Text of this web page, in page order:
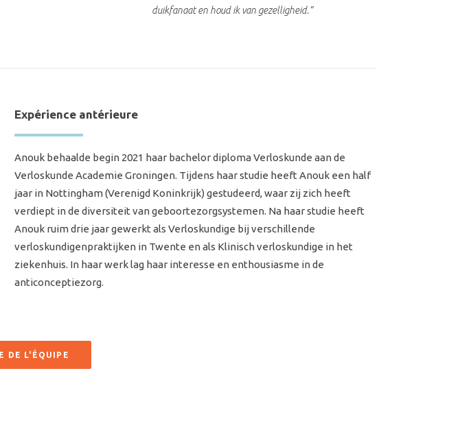
duikfanaat en houd ik van gezelligheid.”
Expérience antérieure
Anouk behaalde begin 2021 haar bachelor diploma Verloskunde aan de
Verloskunde Academie Groningen. Tijdens haar studie heeft Anouk een half
jaar in Nottingham (Verenigd Koninkrijk) gestudeerd, waar zij zich heeft
verdiept in de diversiteit van geboortezorgsystemen. Na haar studie heeft
Anouk ruim drie jaar gewerkt als Verloskundige bij verschillende
verloskundigenpraktijken in Twente en als Klinisch verloskundige in het
ziekenhuis. In haar werk lag haar interesse en enthousiasme in de
anticonceptiezorg.
DE L'ÉQUIPE